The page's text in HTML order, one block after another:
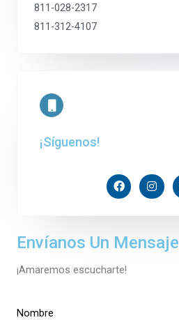
811-028-2317
811-312-4107
¡Síguenos!
Envíanos Un Mensaje
¡Amaremos escucharte!
Nombre